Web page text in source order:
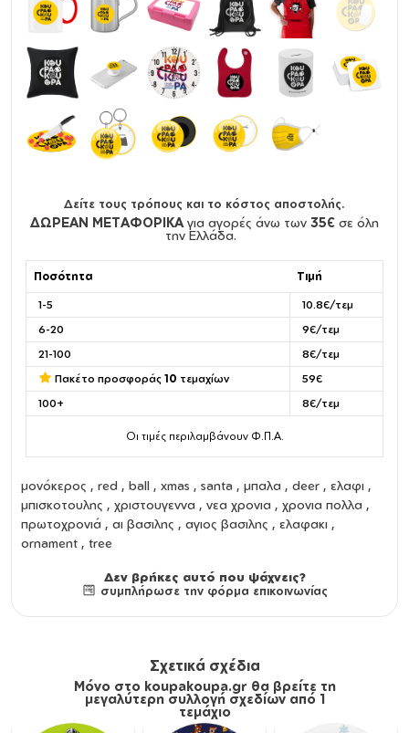
Δείτε τους τρόπους και το κόστος αποστολής.
ΔΩΡΕΑΝ ΜΕΤΑΦΟΡΙΚΑ για αγορές άνω των 35€ σε όλη
την Ελλάδα.
Ποσότητα Τιμή
1-5
10.8€/τεμ
6-20
9€/τεμ
21-100
8€/τεμ
Πακέτο προσφοράς 10 τεμαχίων
59€
100+
8€/τεμ
Οι τιμές περιλαμβάνουν Φ.Π.Α.
μονόκερος , red , ball , xmas , santa , μπαλα , deer , ελαφι ,
μπισκοτουλης , χριστουγεννα , νεα χρονια , χρονια πολλα ,
πρωτοχρονιά , αι βασιλης , αγιος βασιλης , ελαφακι ,
ornament , tree
Δεν βρήκες αυτό που ψάχνεις?
συμπλήρωσε την φόρμα επικοινωνίας
Σχετικά σχέδια
Μόνο στο koupakoupa.gr θα βρείτε τη
μεγαλύτερη συλλογή σχεδίων από 1
τεμάχιο